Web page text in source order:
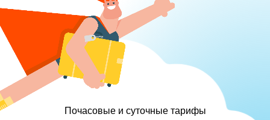
Почасовые и суточные тарифы